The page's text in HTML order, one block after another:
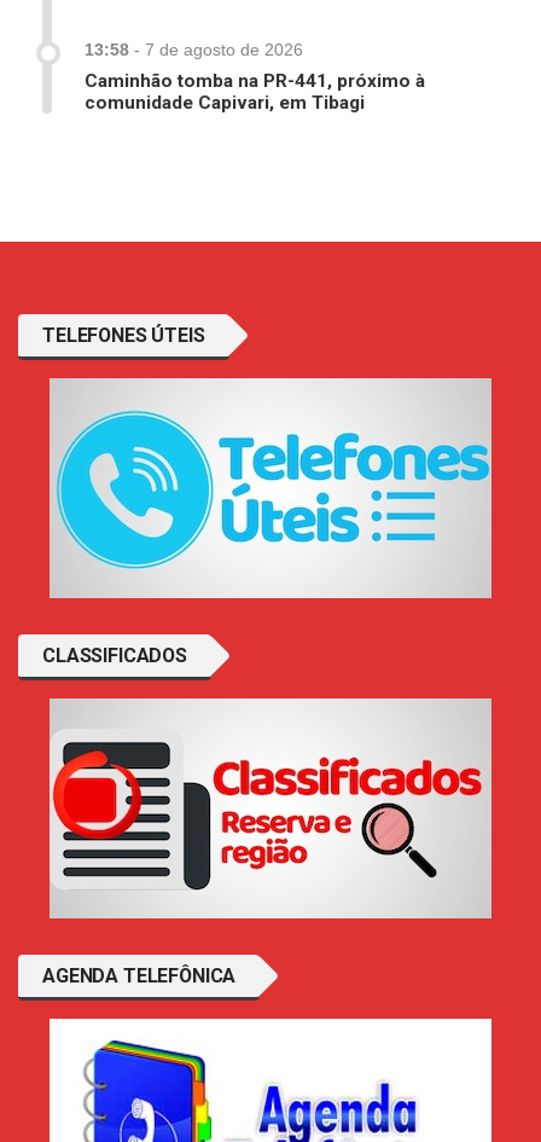
13:58 - 7 de agosto de 2026
Caminhão tomba na PR-441, próximo à
comunidade Capivari, em Tibagi
TELEFONES ÚTEIS
CLASSIFICADOS
AGENDA TELEFÔNICA